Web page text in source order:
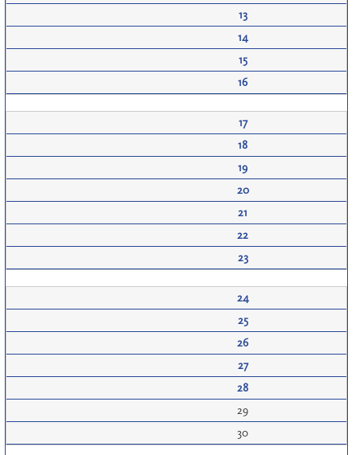
13
14
15
16
17
18
19
20
21
22
23
24
25
26
27
28
29
30